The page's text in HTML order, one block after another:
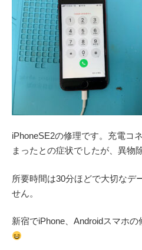
iPhoneSE2の修理です。充電コ
まったとの症状でしたが、異物
所要時間は30分ほどで大切なデ
せん。
新宿でiPhone、Androidスマホ